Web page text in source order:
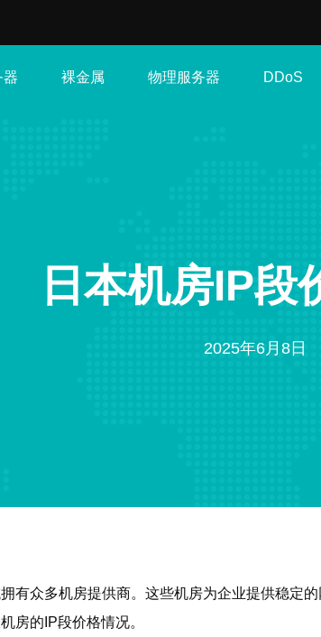
器 裸金属 物理服务器 DDoS
日本机房IP段
2025年6月8日
有众多机房提供商。这些机房为企业提供稳定
房的IP段价格情况。